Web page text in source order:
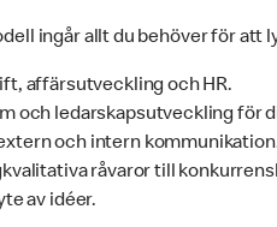
ingår allt du behöver för att
affärsutveckling och HR.
och ledarskapsutveckling för
och intern
råvaror till
av idéer.